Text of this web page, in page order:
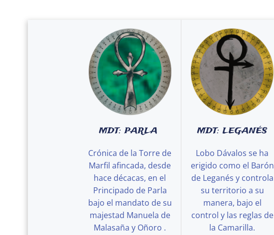
MDT: PARLA
Crónica de la Torre de
Marfil afincada, desde
hace décacas, en el
Principado de Parla
bajo el mandato de su
majestad Manuela de
Malasaña y Oñoro .
MDT: LEGANÉS
Lobo Dávalos se ha
erigido como el Barón
de Leganés y controla
su territorio a su
manera, bajo el
control y las reglas de
la Camarilla.